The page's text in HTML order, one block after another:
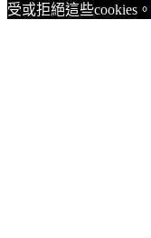
受或拒絕這些cookies。